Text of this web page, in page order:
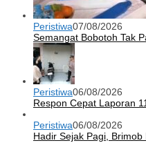
Peristiwa07/08/2026
Semangat Bobotoh Tak
Peristiwa06/08/2026
Respon Cepat Laporan
Peristiwa06/08/2026
Hadir Sejak Pagi, Brimob